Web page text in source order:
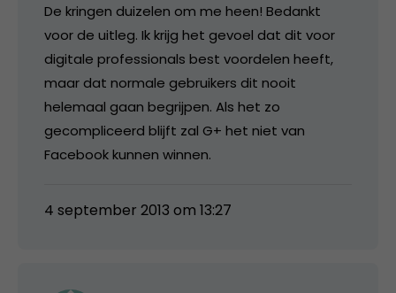
De kringen duizelen om me heen! Bedankt
voor de uitleg. Ik krijg het gevoel dat dit voor
digitale professionals best voordelen heeft,
maar dat normale gebruikers dit nooit
helemaal gaan begrijpen. Als het zo
gecompliceerd blijft zal G+ het niet van
Facebook kunnen winnen.
4 september 2013 om 13:27